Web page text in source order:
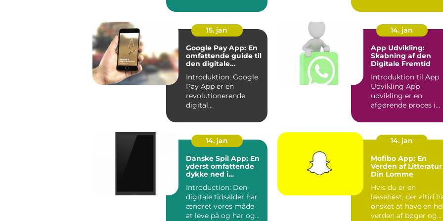
måden, vi ser
fjernsyn...
15. jan
Google Pay App: En
omfattende guide til
den digitale
Introduktion: Google
Pay App er en
revolutionerende
digital
giver brugerne m...
14. jan
App Udvikling:
Skabning af den
Digitale Fremtid
Introduktion til App
Udvikling App
udvikling er en
afgørende proces i
æra, hvo...
14. jan
Danske Spil App: En
yderst omfattende
dykke ned i
Introduction: Den
digitale tidsalder har
ændret vores måde
at leve på og har også
14. jan
Mofibo App: En
Verden af
Din Lomme
Hvis du er en
læsehest, der altid
ønsket at have en hel
verden af bøger og